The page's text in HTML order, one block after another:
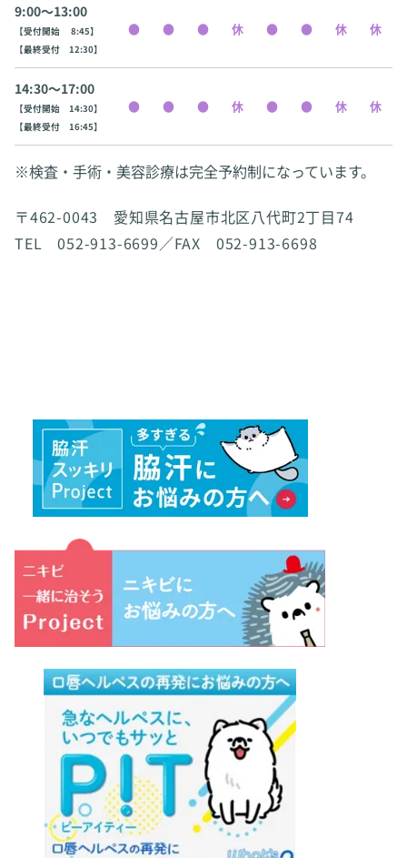
9:00〜13:00
【受付開始 8:45】
【最終受付 12:30】
14:30〜17:00
【受付開始 14:30】
【最終受付 16:45】
※検査・手術・美容診療は完全予約制になっています。
〒462-0043 愛知県名古屋市北区八代町2丁目74
TEL 052-913-6699／FAX 052-913-6698